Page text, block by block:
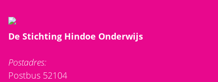
De Stichting Hindoe Onderwijs
Postadres:
Postbus 52104